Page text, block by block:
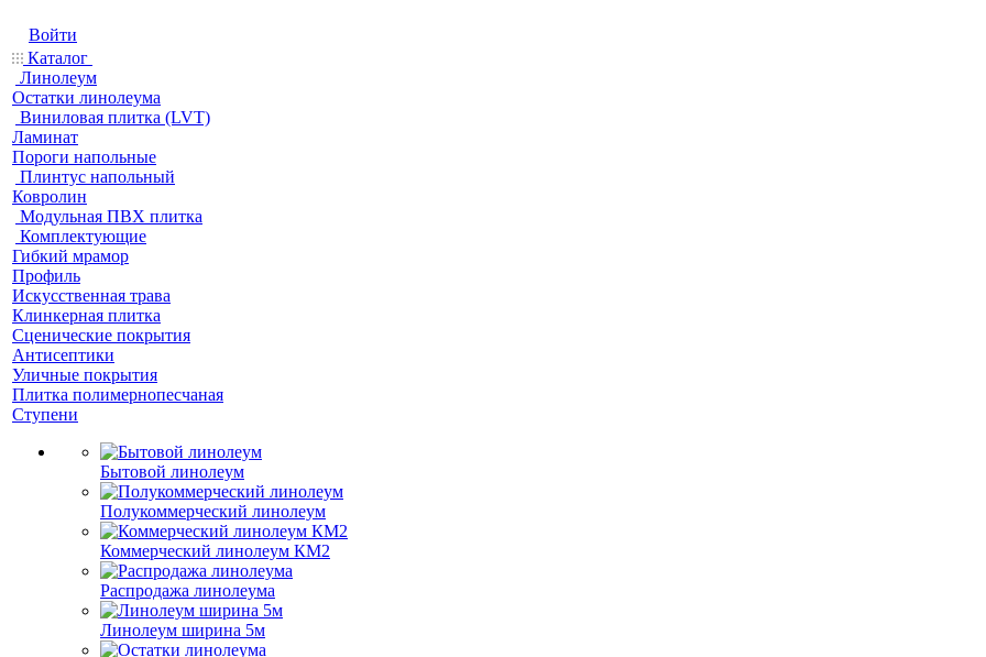
Войти
Каталог
Линолеум
Остатки линолеума
Виниловая плитка (LVT)
Ламинат
Пороги напольные
Плинтус напольный
Ковролин
Модульная ПВХ плитка
Комплектующие
Гибкий мрамор
Профиль
Искусственная трава
Клинкерная плитка
Сценические покрытия
Антисептики
Уличные покрытия
Плитка полимернопесчаная
Ступени
Бытовой линолеум
Полукоммерческий линолеум
Коммерческий линолеум КМ2
Распродажа линолеума
Линолеум ширина 5м